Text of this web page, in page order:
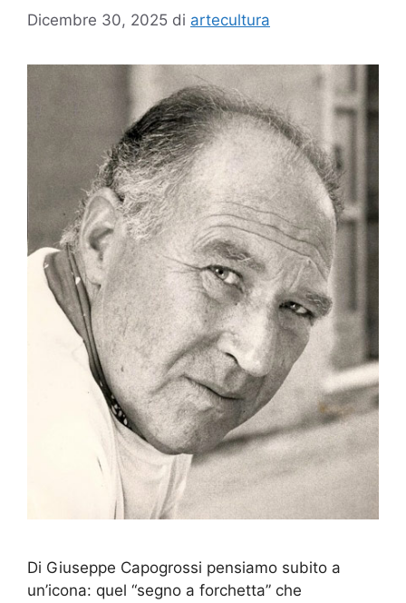
Dicembre 30, 2025 di artecultura
Di Giuseppe Capogrossi pensiamo subito a
un’icona: quel “segno a forchetta” che